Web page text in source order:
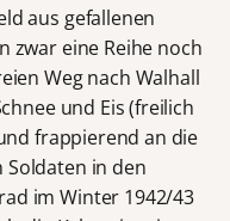
aus gefallenen
zwar eine Reihe noch
Weg nach Walhall
und Eis (freilich
frappierend an die
in den
im Winter 1942/43